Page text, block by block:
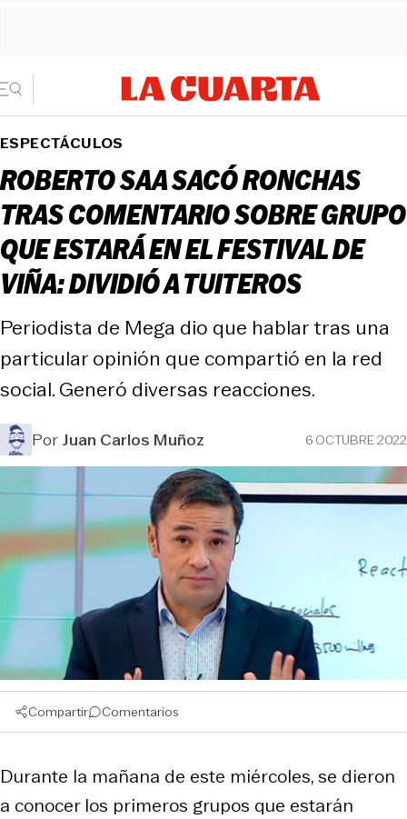
ESPECTÁCULOS
ROBERTO SAA SACÓ RONCHAS
TRAS COMENTARIO SOBRE GRUPO
QUE ESTARÁ EN EL FESTIVAL DE
VIÑA: DIVIDIÓ A TUITEROS
Periodista de Mega dio que hablar tras una
particular opinión que compartió en la red
social. Generó diversas reacciones.
PorJuan Carlos Muñoz 6 OCTUBRE 2022
Compartir Comentarios
Durante la mañana de este miércoles, se dieron
a conocer los primeros grupos que estarán